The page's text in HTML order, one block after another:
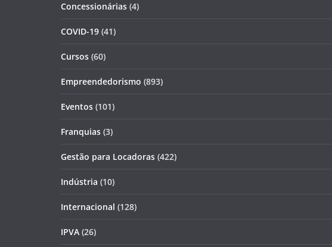
Concessionárias (4)
COVID-19 (41)
Cursos (60)
Empreendedorismo (893)
Eventos (101)
Franquias (3)
Gestão para Locadoras (422)
Indústria (10)
Internacional (128)
IPVA (26)